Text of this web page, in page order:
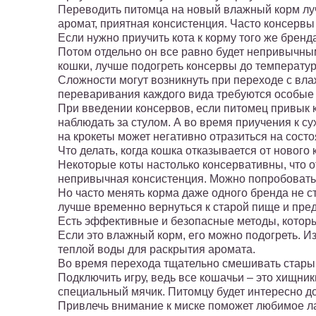
Переводить питомца на новый влажный корм
аромат, приятная консистенция. Часто
Если нужно приучить кота к корму того же
Потом отдельно он все равно будет
кошки, лучше подогреть консервы до
Сложности могут возникнуть при переходе с
переваривания каждого вида требуются
При введении консервов, если питомец привык
наблюдать за стулом. А во время приучения к
на крокеты может негативно отразиться на
Что делать, когда кошка отказывается от нового
Некоторые коты настолько консервативны, что
непривычная консистенция. Можно
Но часто менять корма даже одного бренда не
лучше временно вернуться к старой пище и
Есть эффективные и безопасные методы,
Если это влажный корм, его можно подогреть.
теплой воды для раскрытия аромата.
Во время перехода тщательно смешивать
Подключить игру, ведь все кошачьи – это
специальный мячик. Питомцу будет интересно
Привлечь внимание к миске поможет любимое